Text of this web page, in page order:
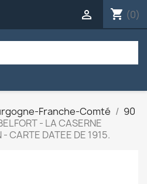
shopping_cart (0)

Franche-Comté
90
- LA CASERNE
CARTE DATEE DE 1915.